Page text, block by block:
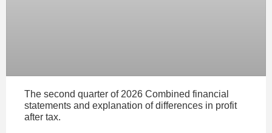
The second quarter of 2026 Combined financial
statements and explanation of differences in profit
after tax.